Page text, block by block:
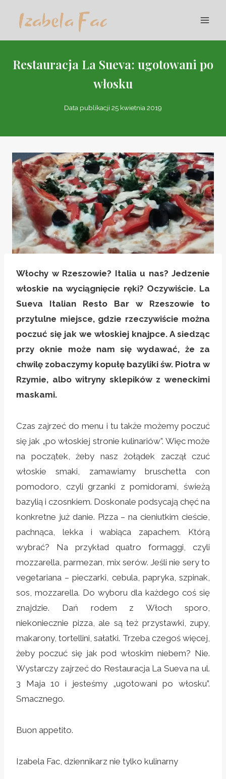
Restauracja La Sueva: ugotowani po
włosku
Data publikacji 25 kwietnia 2019
Włochy w Rzeszowie? Italia u nas? Jedzenie
włoskie na wyciągnięcie ręki? Oczywiście. La
Sueva Italian Resto Bar w Rzeszowie to
przytulne miejsce, gdzie rzeczywiście można
poczuć się jak we włoskiej knajpce. A siedząc
przy oknie może nam się wydawać, że za
chwilę zobaczymy kopułę bazyliki św. Piotra w
Rzymie, albo witryny sklepików z weneckimi
maskami.
Czas zajrzeć do menu i tu także możemy poczuć
się jak „po włoskiej stronie kulinariów”. Więc może
na początek, żeby nasz żołądek zaczął czuć
włoskie smaki, zamawiamy bruschetta con
pomodoro, czyli grzanki z pomidorami, świeżą
bazylią i czosnkiem. Doskonale podsycają chęć na
konkretne już danie. Pizza – na cieniutkim cieście,
pachnąca, lekka i wabiąca zapachem. Którą
wybrać? Na przykład quatro formaggi, czyli
mozzarella, parmezan, mix serów. Jeśli nie sery to
vegetariana – pieczarki, cebula, papryka, szpinak,
sos, mozzarella. Do wyboru dla każdego coś się
znajdzie. Dań rodem z Włoch sporo,
niekoniecznie pizza, ale są też przystawki, zupy,
makarony, tortellini, sałatki. Trzeba czegoś więcej,
żeby poczuć się jak pod włoskim niebem? Nie.
Wystarczy zajrzeć do Restauracja La Sueva na ul.
3 Maja 10 i jesteśmy „ugotowani po włosku”.
Smacznego.
Buon appetito.
Izabela Fac, dziennikarz nie tylko kulinarny